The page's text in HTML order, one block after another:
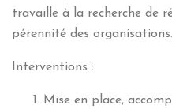
travaille à la recherche de
pérennité des organisations.
Interventions :
Mise en place,